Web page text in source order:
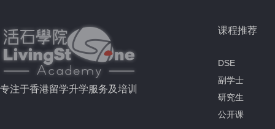
专注于香港留学升学服务及培训
课程推荐
DSE
副学士
研究生
公开课